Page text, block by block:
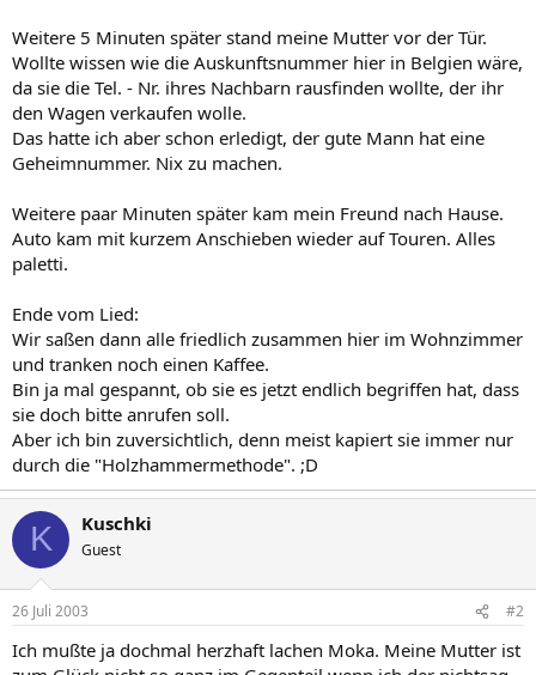
Weitere 5 Minuten später stand meine Mutter vor der Tür.
Wollte wissen wie die Auskunftsnummer hier in Belgien wäre,
da sie die Tel. - Nr. ihres Nachbarn rausfinden wollte, der ihr
den Wagen verkaufen wolle.
Das hatte ich aber schon erledigt, der gute Mann hat eine
Geheimnummer. Nix zu machen.
Weitere paar Minuten später kam mein Freund nach Hause.
Auto kam mit kurzem Anschieben wieder auf Touren. Alles
paletti.
Ende vom Lied:
Wir saßen dann alle friedlich zusammen hier im Wohnzimmer
und tranken noch einen Kaffee.
Bin ja mal gespannt, ob sie es jetzt endlich begriffen hat, dass
sie doch bitte anrufen soll.
Aber ich bin zuversichtlich, denn meist kapiert sie immer nur
durch die "Holzhammermethode". ;D
K Kuschki
Guest
26 Juli 2003 #2
Ich mußte ja dochmal herzhaft lachen Moka. Meine Mutter ist